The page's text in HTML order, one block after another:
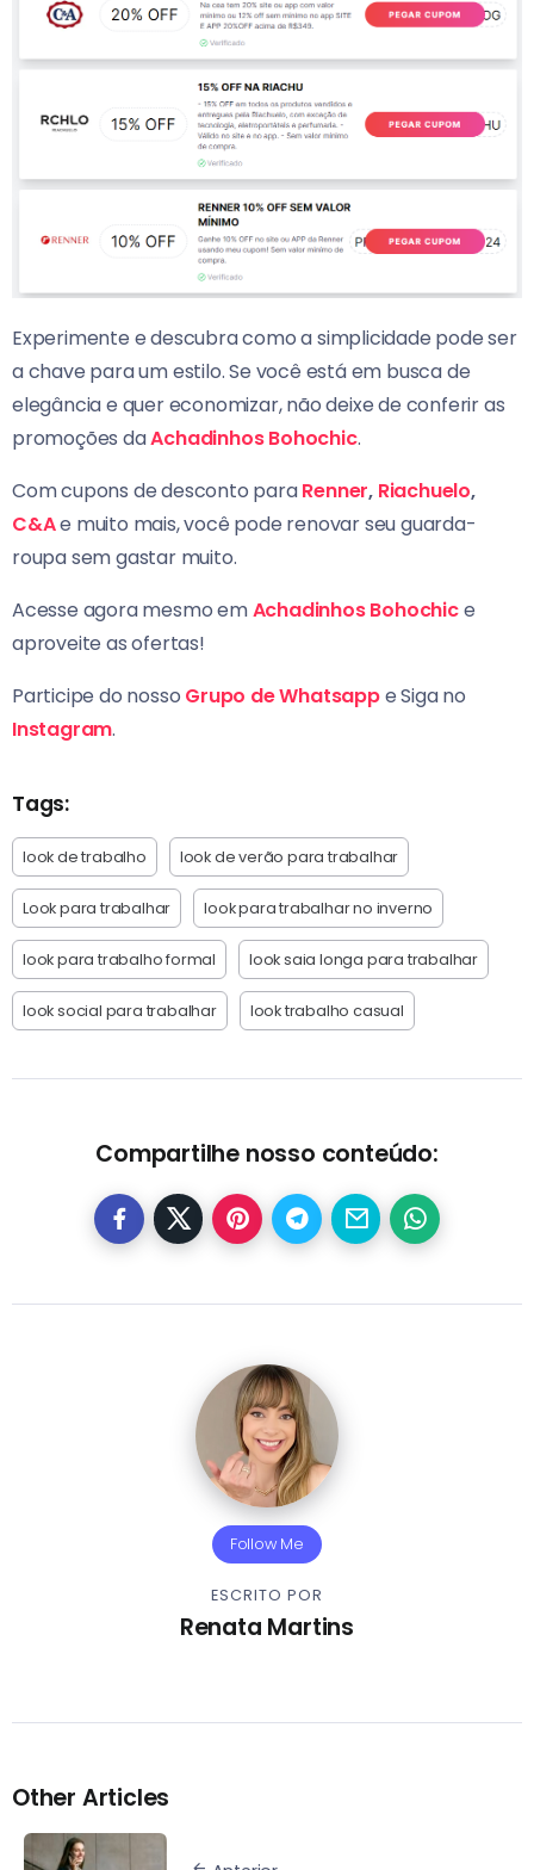
Experimente e descubra como a simplicidade pode ser
a chave para um estilo. Se você está em busca de
elegância e quer economizar, não deixe de conferir as
promoções daAchadinhos Bohochic.
Com cupons de desconto paraRenner, Riachuelo,
C&Ae muito mais, você pode renovar seu guarda-
roupa sem gastar muito.
Acesse agora mesmo emAchadinhos Bohochice
aproveite as ofertas!
Participe do nosso Grupo de Whatsappe Siga no
Instagram.
Tags:
look de trabalho look de verão para trabalhar
Look para trabalhar look para trabalhar no inverno
look para trabalho formal look saia longa para trabalhar
look social para trabalhar look trabalho casual
Compartilhe nosso conteúdo:
Follow Me
ESCRITO POR
Renata Martins
Other Articles